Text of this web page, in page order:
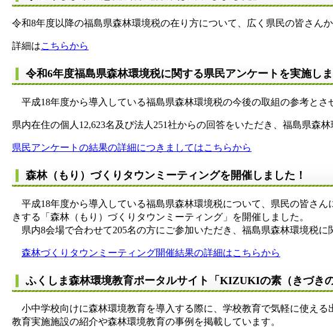
令和8年度以降の福島県森林環境税の在り方について、広く県民の皆さん
詳細はこちらから
令和6年度福島県森林環境税に関する県民アンケートを実施しま
平成18年度から導入している福島県森林環境税の今後の取組の参考とさ
県内在住の個人12,623名及び法人251社からの回答をいただき、福島県森
県民アンケートの結果の詳細につきましてはこちらから
森林（もり）づくりタウンミーティングを開催しました！
平成18年度から導入している福島県森林環境税について、県民の皆さ
きする「森林（もり）づくりタウンミーティング」を開催しました。
県内8会場で合わせて205名の方にご参加いただき、福島県森林環境税に
森林づくりタウンミーティング開催結果の詳細はこちらから
ふくしま森林環境教育ポータルサイト「KIZUKIの素（きづき
小中学校向けに森林環境教育を導入する際に、学校教育で気軽に使え
教育実施施設の紹介や森林環境教育の事例を掲載しています。